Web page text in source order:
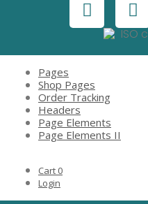
Pages
Shop Pages
Order Tracking
Headers
Page Elements
Page Elements II
Cart 0
Login